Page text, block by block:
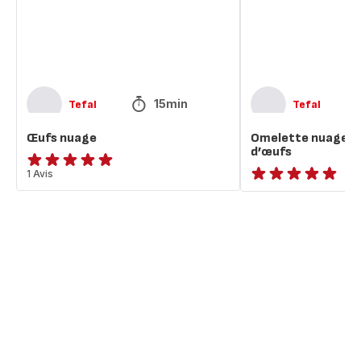
Tefal 15min
Œufs nuage
Avis
5
1 Avis
Tefal
Omelette nuage
d’œufs
ratings.NaN